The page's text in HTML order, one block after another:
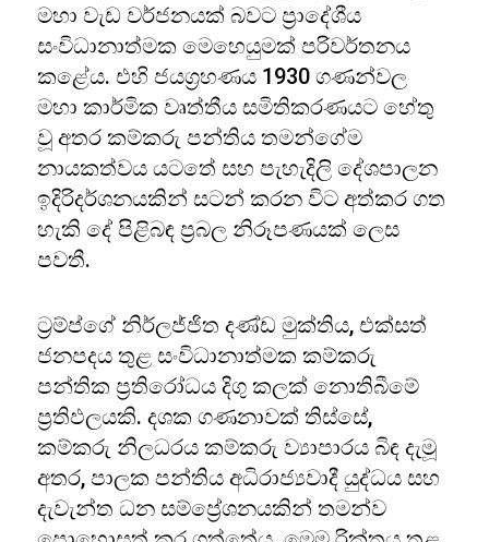
මහා වැඩ වර්ජනයක් බවට ප්‍රාදේශීය
සංවිධානාත්මක මෙහෙයුමක් පරිවර්තනය
කළේය. එහි ජයග්‍රහණය 1930 ගණන්වල
මහා කාර්මික වෘත්තීය සමිතිකරණයට හේතු
වූ අතර කම්කරු පන්තිය තමන්ගේම
නායකත්වය යටතේ සහ පැහැදිලි දේශපාලන
ඉදිරිදර්ශනයකින් සටන් කරන විට අත්කර ගත
හැකි දේ පිළිබඳ ප්‍රබල නිරූපණයක් ලෙස
පවතී.
ට්‍රම්ප්ගේ නිර්ලජ්ජිත දණ්ඩ මුක්තිය, එක්සත්
ජනපදය තුළ සංවිධානාත්මක කම්කරු
පන්තික ප්‍රතිරෝධය දිගු කලක් නොතිබීමේ
ප්‍රතිඵලයකි. දශක ගණනාවක් තිස්සේ,
කම්කරු නිලධරය කම්කරු ව්‍යාපාරය බිඳ දැමූ
අතර, පාලක පන්තිය අධිරාජ්‍යවාදී යුද්ධය සහ
දැවැන්ත ධන සම්ප්‍රේශනයකින් තමන්ව